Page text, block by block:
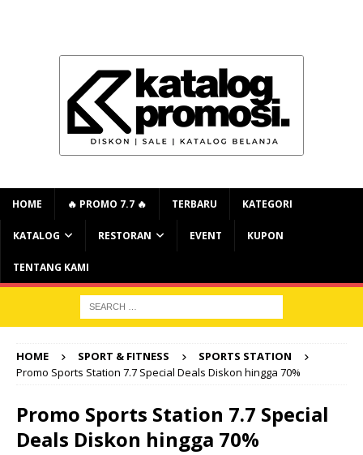
HOME 🔥 PROMO 7.7 🔥 TERBARU KATEGORI
KATALOG RESTORAN EVENT KUPON
TENTANG KAMI
HOME SPORT & FITNESS
SPORTS STATION
Promo Sports Station 7.7 Special Deals Diskon hingga 70%
Promo Sports Station 7.7 Special
Deals Diskon hingga 70%